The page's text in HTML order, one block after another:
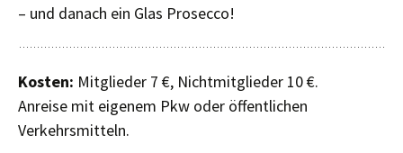
– und danach ein Glas Prosecco!
Kosten: Mitglieder 7 €, Nichtmitglieder 10 €.
Anreise mit eigenem Pkw oder öffentlichen
Verkehrsmitteln.